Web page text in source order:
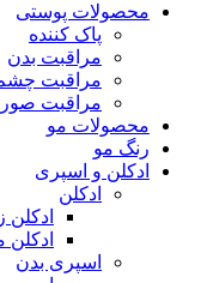
محصولات پوستی
پاک کننده
مراقبت بدن
مراقبت
مراقبت
محصولات مو
رنگ مو
ادکلن و اسپری
ادکلن
ادکلن
ادکلن
اسپری بدن